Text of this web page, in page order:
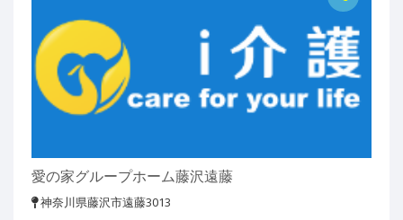
愛の家グループホーム藤沢遠藤
神奈川県藤沢市遠藤3013